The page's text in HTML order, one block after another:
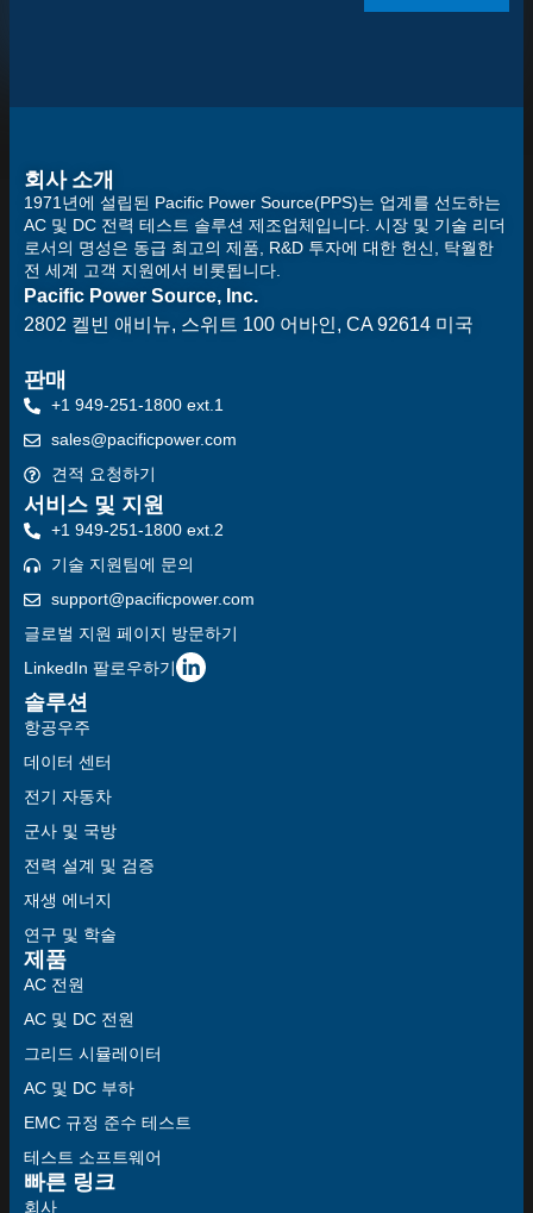
회사 소개
1971년에 설립된 Pacific Power Source(PPS)는 업계를 선도하는
AC 및 DC 전력 테스트 솔루션 제조업체입니다. 시장 및 기술 리더
로서의 명성은 동급 최고의 제품, R&D 투자에 대한 헌신, 탁월한
전 세계 고객 지원에서 비롯됩니다.
Pacific Power Source, Inc.
2802 켈빈 애비뉴, 스위트 100 어바인, CA 92614 미국
솔루션
항공우주
데이터 센터
전기 자동차
군사 및 국방
전력 설계 및 검증
재생 에너지
연구 및 학술
제품
AC 전원
AC 및 DC 전원
그리드 시뮬레이터
AC 및 DC 부하
EMC 규정 준수 테스트
테스트 소프트웨어
빠른 링크
회사
판매
+1 949-251-1800 ext.1
sales@pacificpower.com
견적 요청하기
서비스 및 지원
+1 949-251-1800 ext.2
기술 지원팀에 문의
support@pacificpower.com
글로벌 지원 페이지 방문하기
LinkedIn 팔로우하기